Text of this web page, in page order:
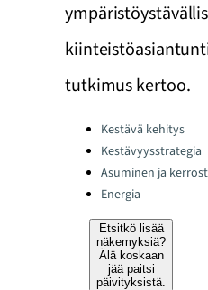
tutkimus kertoo.
Categories:Kestävä kehitys
Kestävyysstrategia
Asuminen ja
Energia
Etsitkö lisää
näkemyksiä?
Älä koskaan
jää paitsi
päivityksistä.